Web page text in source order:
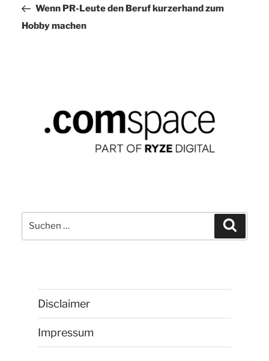
Beitrag
Wenn PR-Leute den Beruf kurzerhand zum
Hobby machen
Suchen
nach:
Disclaimer
Impressum